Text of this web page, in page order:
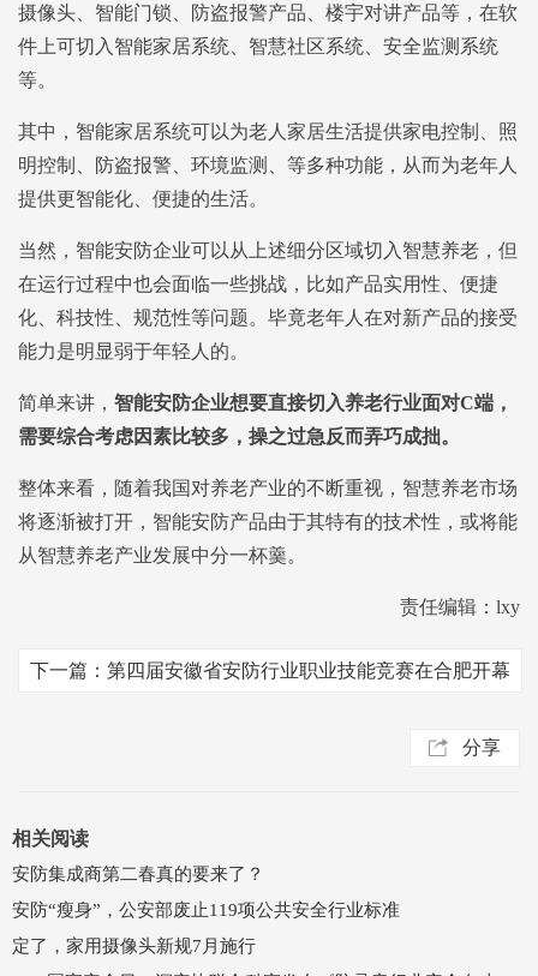
摄像头、智能门锁、防盗报警产品、楼宇对讲产品等，在软
件上可切入智能家居系统、智慧社区系统、安全监测系统
等。
其中，智能家居系统可以为老人家居生活提供家电控制、照
明控制、防盗报警、环境监测、等多种功能，从而为老年人
提供更智能化、便捷的生活。
当然，智能安防企业可以从上述细分区域切入智慧养老，但
在运行过程中也会面临一些挑战，比如产品实用性、便捷
化、科技性、规范性等问题。毕竟老年人在对新产品的接受
能力是明显弱于年轻人的。
简单来讲， 智能安防企业想要直接切入养老行业面对C端，
需要综合考虑因素比较多，操之过急反而弄巧成拙。
整体来看，随着我国对养老产业的不断重视，智慧养老市场
将逐渐被打开，智能安防产品由于其特有的技术性，或将能
从智慧养老产业发展中分一杯羹。
责任编辑：lxy
下一篇：第四届安徽省安防行业职业技能竞赛在合肥开幕
分享
相关阅读
安防集成商第二春真的要来了？
安防“瘦身”，公安部废止119项公共安全行业标准
定了，家用摄像头新规7月施行